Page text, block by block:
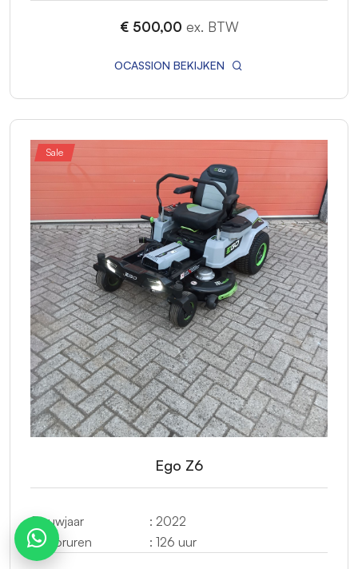
€ 500,00 ex. BTW
OCASSION BEKIJKEN
Sale
Ego Z6
Bouwjaar
: 2022
Motoruren
: 126 uur